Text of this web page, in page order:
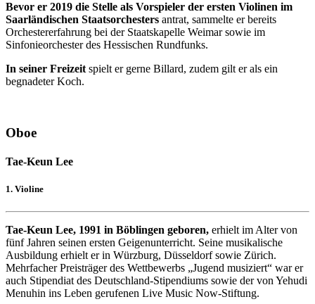
Bevor er 2019 die Stelle als Vorspieler der ersten Violinen im
Saarländischen Staatsorchesters antrat, sammelte er bereits
Orchestererfahrung bei der Staatskapelle Weimar sowie im
Sinfonieorchester des Hessischen Rundfunks.
In seiner Freizeit spielt er gerne Billard, zudem gilt er als ein
begnadeter Koch.
Oboe
Tae-Keun Lee
1. Violine
Tae-Keun Lee, 1991 in Böblingen geboren, erhielt im Alter von
fünf Jahren seinen ersten Geigenunterricht. Seine musikalische
Ausbildung erhielt er in Würzburg, Düsseldorf sowie Zürich.
Mehrfacher Preisträger des Wettbewerbs „Jugend musiziert“ war er
auch Stipendiat des Deutschland-Stipendiums sowie der von Yehudi
Menuhin ins Leben gerufenen Live Music Now-Stiftung.